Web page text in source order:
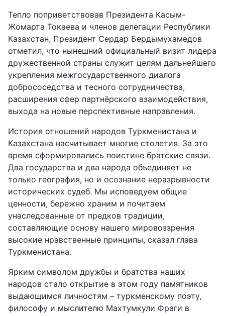
Тепло поприветствовав Президента Касым-
Жомарта Токаева и членов делегации Республики
Казахстан, Президент Сердар Бердымухамедов
отметил, что нынешний официальный визит лидера
дружественной страны служит целям дальнейшего
укрепления межгосударственного диалога
добрососедства и тесного сотрудничества,
расширения сфер партнёрского взаимодействия,
выхода на новые перспективные направления.
История отношений народов Туркменистана и
Казахстана насчитывает многие столетия. За это
время сформировались поистине братские связи.
Два государства и два народа объединяет не
только география, но и осознание неразрывности
исторических судеб. Мы исповедуем общие
ценности, бережно храним и почитаем
унаследованные от предков традиции,
составляющие основу нашего мировоззрения
высокие нравственные принципы, сказал глава
Туркменистана.
Ярким символом дружбы и братства наших
народов стало открытие в этом году памятников
выдающимся личностям – туркменскому поэту,
философу и мыслителю Махтумкули Фраги в